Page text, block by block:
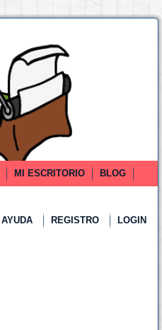
MI ESCRITORIO
BLOG
AYUDA REGISTRO LOGIN